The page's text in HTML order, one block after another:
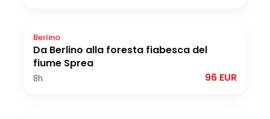
Berlino
Da Berlino alla foresta fiabesca del
fiume Sprea
8h 96 EUR